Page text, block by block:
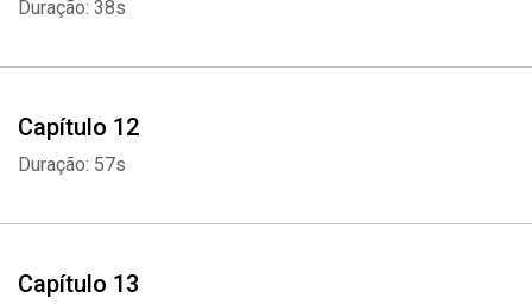
Duração: 38s
Capítulo 12
Duração: 57s
Capítulo 13